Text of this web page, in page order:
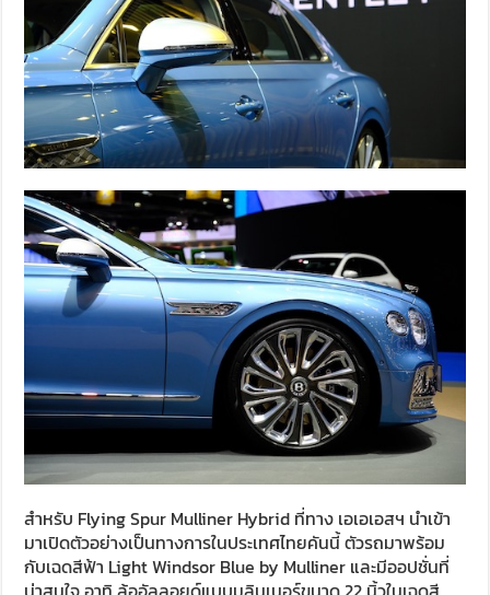
สำหรับ Flying Spur Mulliner Hybrid ที่ทาง เอเอเอสฯ นำเข้า
มาเปิดตัวอย่างเป็นทางการในประเทศไทยคันนี้ ตัวรถมาพร้อม
กับเฉดสีฟ้า Light Windsor Blue by Mulliner และมีออปชั่นที่